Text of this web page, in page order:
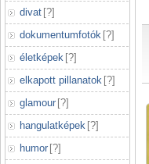
divat [?]
dokumentumfotók [?]
életképek [?]
elkapott pillanatok [?]
glamour [?]
hangulatképek [?]
humor [?]